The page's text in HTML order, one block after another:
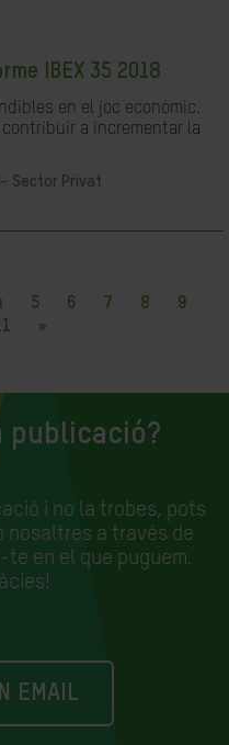
IBEX 35 2018
en el joc econòmic.
a incrementar la
Sector Privat
5 6 7 8
9
»
publicació?
i no la trobes, pots
a través de
en el que puguem.
EMAIL